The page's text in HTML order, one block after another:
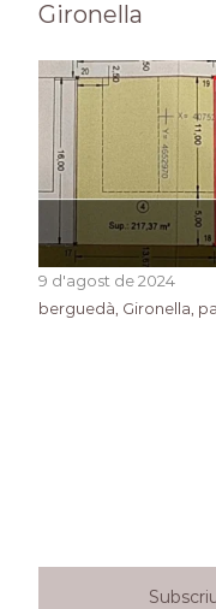
Gironella
9 d'agost de 2024
berguedà Gironella